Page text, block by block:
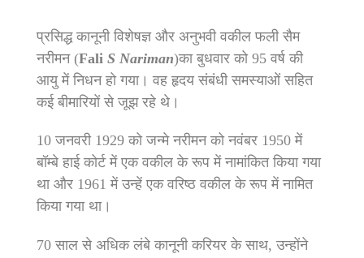
प्रसिद्ध कानूनी विशेषज्ञ और अनुभवी वकील फली सैम
नरीमन (Fali S Nariman)का बुधवार को 95 वर्ष की
आयु में निधन हो गया। वह हृदय संबंधी समस्याओं सहित
कई बीमारियों से जूझ रहे थे।
10 जनवरी 1929 को जन्मे नरीमन को नवंबर 1950 में
बॉम्बे हाई कोर्ट में एक वकील के रूप में नामांकित किया गया
था और 1961 में उन्हें एक वरिष्ठ वकील के रूप में नामित
किया गया था।
70 साल से अधिक लंबे कानूनी करियर के साथ, उन्होंने